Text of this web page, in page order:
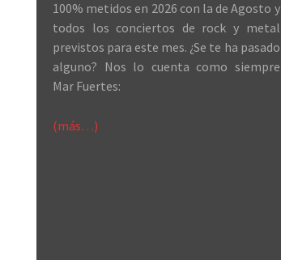
100% metidos en 2026 con la de Agosto y
todos los conciertos de rock y metal
previstos para este mes. ¿Se te ha pasado
alguno? Nos lo cuenta como siempre
Mar Fuertes:
(más…)